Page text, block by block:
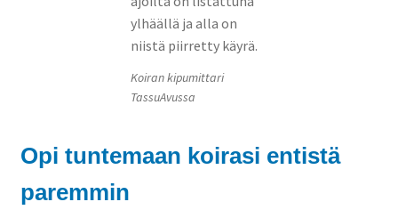
Koiran kipumittari
TassuAvussa
Opi tuntemaan koirasi entistä
paremmin